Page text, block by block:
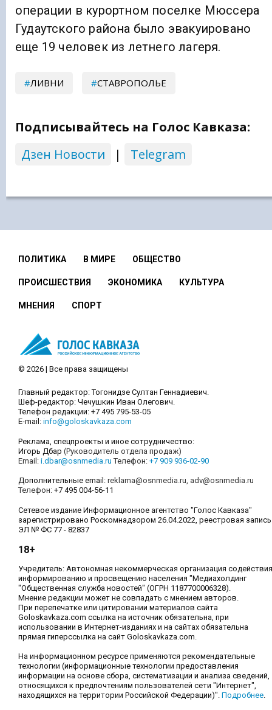
операции в курортном поселке Мюссера
Гудаутского района было эвакуировано
еще 19 человек из летнего лагеря.
ЛИВНИ СТАВРОПОЛЬЕ
Подписывайтесь на Голос Кавказа:
Дзен Новости
| Telegram
ПОЛИТИКА В МИРЕ ОБЩЕСТВО
ПРОИСШЕСТВИЯ ЭКОНОМИКА КУЛЬТУРА
МНЕНИЯ СПОРТ
© 2026 | Все права защищены
Главный редактор: Тогонидзе Султан Геннадиевич.
Шеф-редактор: Чечушкин Иван Олегович.
Телефон редакции: +7 495 795-53-05
E-mail: info@goloskavkaza.com
Реклама, спецпроекты и иное сотрудничество:
Игорь Дбар (Руководитель отдела продаж)
Email: i.dbar@osnmedia.ru Телефон: +7 909 936-02-90
Дополнительные email: reklama@osnmedia.ru, adv@osnmedia.ru
Телефон: +7 495 004-56-11
Сетевое издание Информационное агентство "Голос Кавказа"
зарегистрировано Роскомнадзором 26.04.2022, реестровая запись
ЭЛ № ФС 77 - 82837
18+
Учредитель: Автономная некоммерческая организация содействия
информированию и просвещению населения "Медиахолдинг
"Общественная служба новостей" (ОГРН 1187700006328).
Мнение редакции может не совпадать с мнением авторов.
При перепечатке или цитировании материалов сайта
Goloskavkaza.com ссылка на источник обязательна, при
использовании в Интернет-изданиях и на сайтах обязательна
прямая гиперссылка на сайт Goloskavkaza.com.
На информационном ресурсе применяются рекомендательные
технологии (информационные технологии предоставления
информации на основе сбора, систематизации и анализа сведений,
относящихся к предпочтениям пользователей сети "Интернет",
находящихся на территории Российской Федерации)". Подробнее.